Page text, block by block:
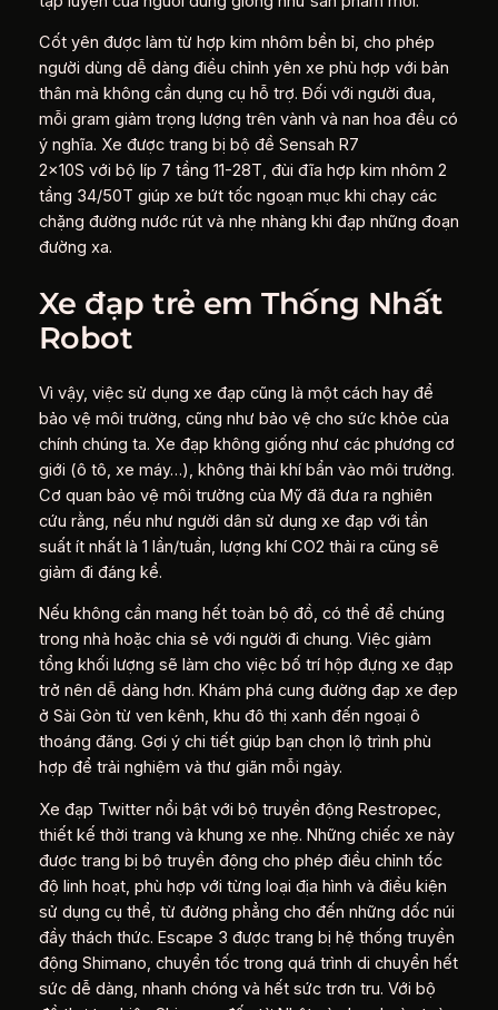
Cốt yên được làm từ hợp kim nhôm bền bỉ, cho phép
người dùng dễ dàng điều chỉnh yên xe phù hợp với bản
thân mà không cần dụng cụ hỗ trợ. Đối với người đua,
mỗi gram giảm trọng lượng trên vành và nan hoa đều có
ý nghĩa. Xe được trang bị bộ đề Sensah R7
2x10S với bộ líp 7 tầng 11-28T, đùi đĩa hợp kim nhôm 2
tầng 34/50T giúp xe bứt tốc ngoạn mục khi chạy các
chặng đường nước rút và nhẹ nhàng khi đạp những đoạn
đường xa.
Xe đạp trẻ em Thống Nhất
Robot
Vì vậy, việc sử dụng xe đạp cũng là một cách hay để
bảo vệ môi trường, cũng như bảo vệ cho sức khỏe của
chính chúng ta. Xe đạp không giống như các phương cơ
giới (ô tô, xe máy…), không thải khí bẩn vào môi trường.
Cơ quan bảo vệ môi trường của Mỹ đã đưa ra nghiên
cứu rằng, nếu như người dân sử dụng xe đạp với tần
suất ít nhất là 1 lần/tuần, lượng khí CO2 thải ra cũng sẽ
giảm đi đáng kể.
Nếu không cần mang hết toàn bộ đồ, có thể để chúng
trong nhà hoặc chia sẻ với người đi chung. Việc giảm
tổng khối lượng sẽ làm cho việc bố trí hộp đựng xe đạp
trở nên dễ dàng hơn. Khám phá cung đường đạp xe đẹp
ở Sài Gòn từ ven kênh, khu đô thị xanh đến ngoại ô
thoáng đãng. Gợi ý chi tiết giúp bạn chọn lộ trình phù
hợp để trải nghiệm và thư giãn mỗi ngày.
Xe đạp Twitter nổi bật với bộ truyền động Restropec,
thiết kế thời trang và khung xe nhẹ. Những chiếc xe này
được trang bị bộ truyền động cho phép điều chỉnh tốc
độ linh hoạt, phù hợp với từng loại địa hình và điều kiện
sử dụng cụ thể, từ đường phẳng cho đến những dốc núi
đầy thách thức. Escape 3 được trang bị hệ thống truyền
động Shimano, chuyển tốc trong quá trình di chuyển hết
sức dễ dàng, nhanh chóng và hết sức trơn tru. Với bộ